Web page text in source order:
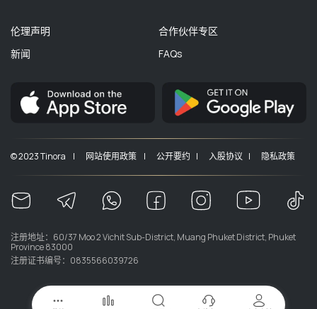
伦理声明
新闻
合作伙伴专区
FAQs
© 2023 Tinora | 网站使用政策 | 公开要约 | 入股协议 | 隐私政策
注册地址：60/37 Moo 2 Vichit Sub-District, Muang Phuket District, Phuket
Province 83000
注册证书编号：0835566039726